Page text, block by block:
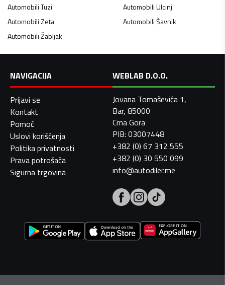
AutomobiliTuzi AutomobiliUlcinj
AutomobiliZeta AutomobiliŠavnik
AutomobiliŽabljak
NAVIGACIJA
Prijavi se
Kontakt
Pomoć
Uslovi korišćenja
Politika privatnosti
Prava potrošača
Sigurna trgovina
WEBLAB D.O.O.
Jovana Tomaševića 1,
Bar, 85000
Crna Gora
PIB: 03007448
+382 (0) 67 312 555
+382 (0) 30 550 099
info@autodiler.me